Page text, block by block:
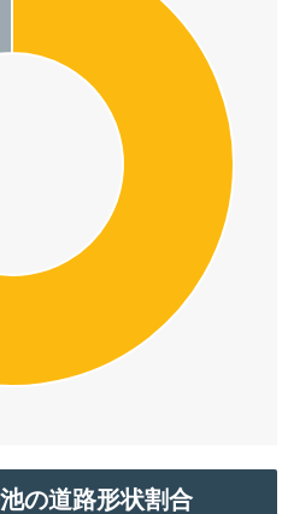
の道路形状割合